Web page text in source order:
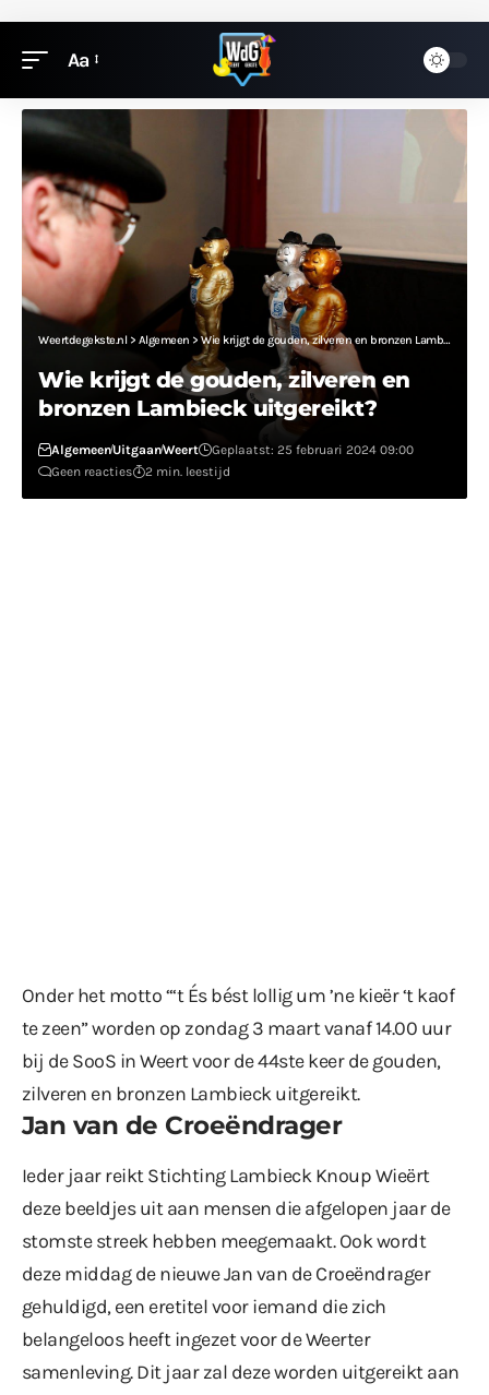
Aa
Weertdegekste.nl> Algemeen >Wie krijgt de gouden, zilveren en bronzen Lambieck uitgereikt?
Wie krijgt de gouden, zilveren en
bronzen Lambieck uitgereikt?
AlgemeenUitgaanWeert
Geplaatst: 25 februari 2024 09:00
Geen reacties
2 min. leestijd
Onder het motto “‘t És bést lollig um ’ne kieër ‘t kaof
te zeen” worden op zondag 3 maart vanaf 14.00 uur
bij de SooS in Weert voor de 44ste keer de gouden,
zilveren en bronzen Lambieck uitgereikt.
Jan van de Croeëndrager
Ieder jaar reikt Stichting Lambieck Knoup Wieërt
deze beeldjes uit aan mensen die afgelopen jaar de
stomste streek hebben meegemaakt. Ook wordt
deze middag de nieuwe Jan van de Croeëndrager
gehuldigd, een eretitel voor iemand die zich
belangeloos heeft ingezet voor de Weerter
samenleving. Dit jaar zal deze worden uitgereikt aan